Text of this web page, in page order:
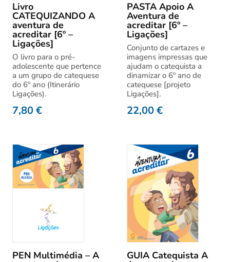
Livro
CATEQUIZANDO A
aventura de
acreditar [6º –
Ligações]
O livro para o pré-
adolescente que pertence
a um grupo de catequese
do 6º ano (Itinerário
Ligações).
7,80€
PASTA Apoio A
Aventura de
acreditar [6º –
Ligações]
Conjunto de cartazes e
imagens impressas que
ajudam o catequista a
dinamizar o 6º ano de
catequese [projeto
Ligações].
22,00€
PEN Multimédia – A GUIA Catequista A